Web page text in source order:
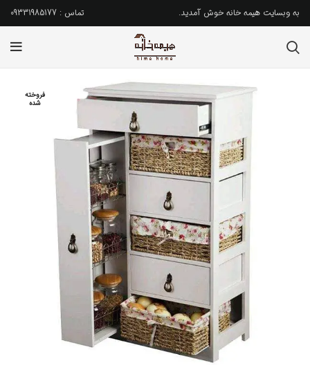
به وبسایت هیمه خانه خوش آمدید. تماس : 09331985177
فروخته
شده